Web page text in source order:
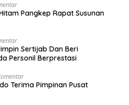
Pangkep Rapat Susunan
Sertijab Dan Beri
Personil Berprestasi
Terima Pimpinan Pusat